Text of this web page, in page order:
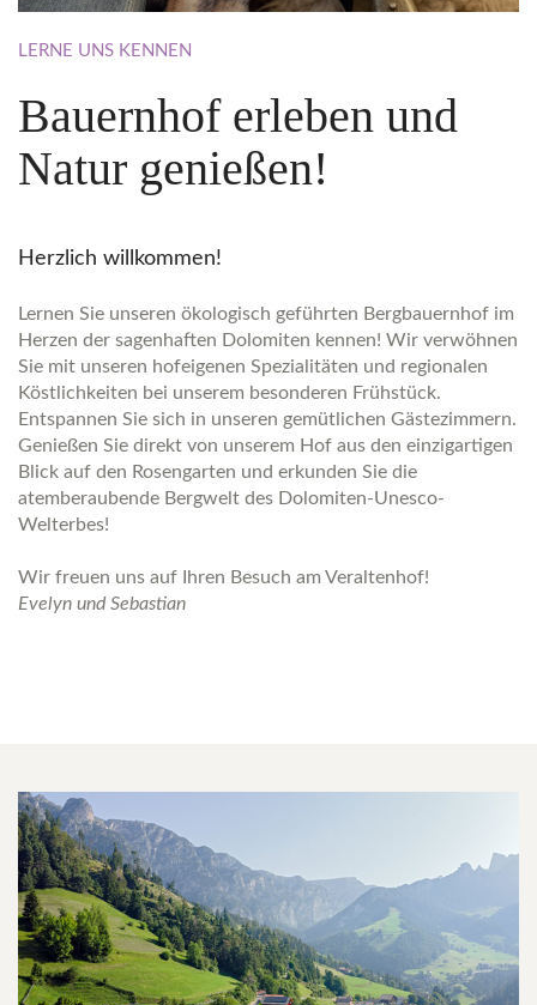
LERNE UNS KENNEN
Bauernhof erleben und
Natur genießen!
Herzlich willkommen!
Lernen Sie unseren ökologisch geführten Bergbauernhof im
Herzen der sagenhaften Dolomiten kennen! Wir verwöhnen
Sie mit unseren hofeigenen Spezialitäten und regionalen
Köstlichkeiten bei unserem besonderen Frühstück.
Entspannen Sie sich in unseren gemütlichen Gästezimmern.
Genießen Sie direkt von unserem Hof aus den einzigartigen
Blick auf den Rosengarten und erkunden Sie die
atemberaubende Bergwelt des Dolomiten-Unesco-
Welterbes!
Wir freuen uns auf Ihren Besuch am Veraltenhof!
Evelyn und Sebastian